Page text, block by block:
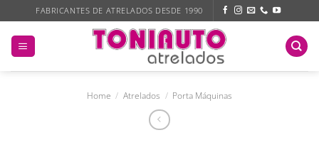
to
content
FABRICANTES DE ATRELADOS DESDE 1990
Home / Atrelados / Porta Máquinas